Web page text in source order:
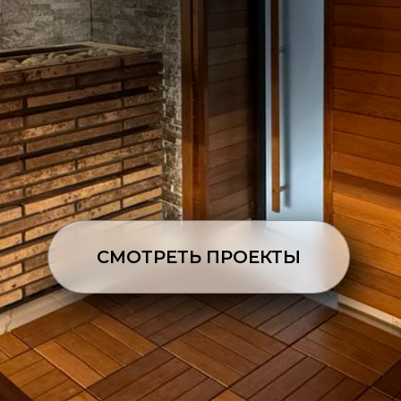
СМОТРЕТЬ ПРОЕКТЫ